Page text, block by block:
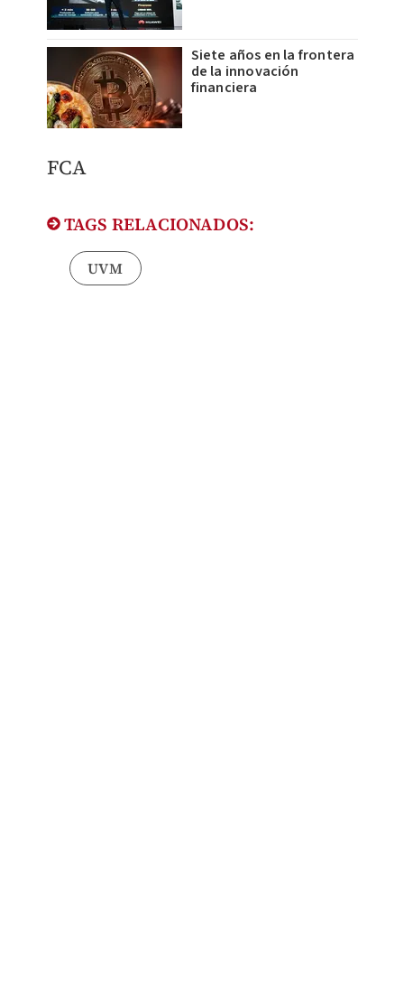
Siete años en la frontera
de la innovación
financiera
FCA
TAGS RELACIONADOS:
UVM